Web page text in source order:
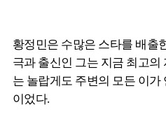
황정민은 수많은 스타를 배출
극과 출신인 그는 지금 최고의
는 놀랍게도 주변의 모든 이
이었다.